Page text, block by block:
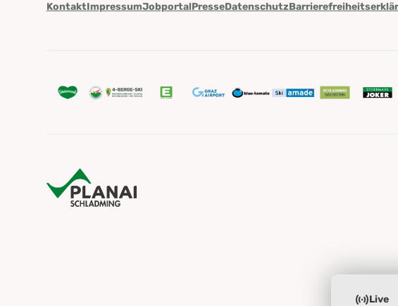
Live
KontaktImpressumJobportalPresseDatenschutz